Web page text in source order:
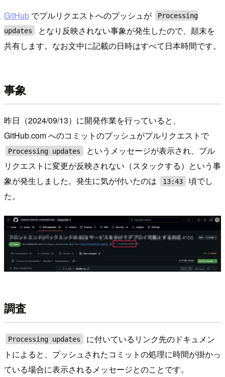
GitHub でプルリクエストへのプッシュが
Processing
updates
となり反映されない事象が発生したので、顛末を
共有します。なお文中に記載の日時はすべて日本時間です。
事象
昨日（2024/09/13）に開発作業を行っていると、
GitHub.com へのコミットのプッシュがプルリクエストで
Processing updates
というメッセージが表示され、プル
リクエストに変更が反映されない（スタックする）という事
象が発生しました。発生に気が付いたのは
13:43
頃でし
た。
調査
Processing updates
に付いているリンク先のドキュメン
トによると、プッシュされたコミットの処理に時間が掛かっ
ている場合に表示されるメッセージとのことです。